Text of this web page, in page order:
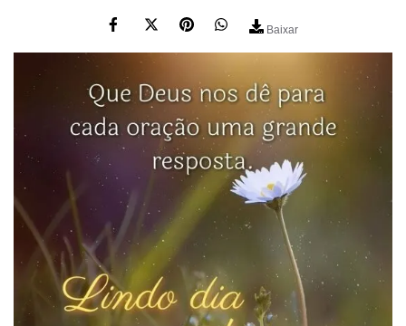
Baixar